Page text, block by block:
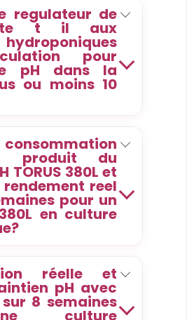
regulateur de
t il aux
pour
pH dans la
ou moins 10
consommation
produit du
TORUS 380L et
reel
pour un
en culture
réelle et
pH avec
sur 8 semaines
culture